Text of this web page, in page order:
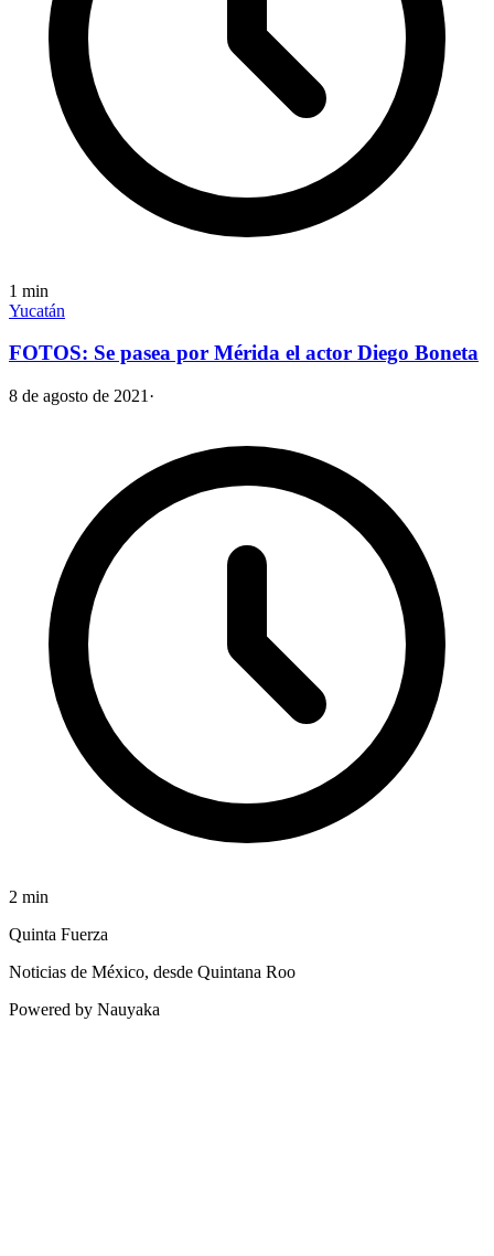
1 min
Yucatán
FOTOS: Se pasea por Mérida el actor Diego Boneta
8 de agosto de 2021 ·
2 min
Quinta Fuerza
Noticias de México, desde Quintana Roo
Powered by Nauyaka